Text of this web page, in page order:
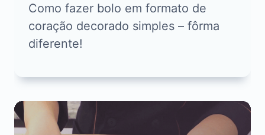
Como fazer bolo em formato de
coração decorado simples – fôrma
diferente!